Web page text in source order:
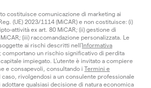
costituisce comunicazione di marketing ai
(UE) 2023/1114 (MiCAR) e non costituisce: (i)
attività ex art. 80 MiCAR; (ii) gestione di
(iii) raccomandazione personalizzata. Le
ai rischi descritti nell'Informativa
; comportano un rischio significativo di perdita
impiegato. L’utente è invitato a compiere
e consapevoli, consultando i Termini e
caso, rivolgendosi a un consulente professionale
qualsiasi decisione di natura economica